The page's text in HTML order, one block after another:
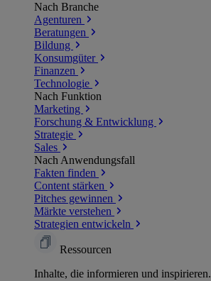
Nach Branche
Agenturen
Beratungen
Bildung
Konsumgüter
Finanzen
Technologie
Nach Funktion
Marketing
Forschung & Entwicklung
Strategie
Sales
Nach Anwendungsfall
Fakten finden
Content stärken
Pitches gewinnen
Märkte verstehen
Strategien entwickeln
Ressourcen
Inhalte, die informieren und inspirieren.